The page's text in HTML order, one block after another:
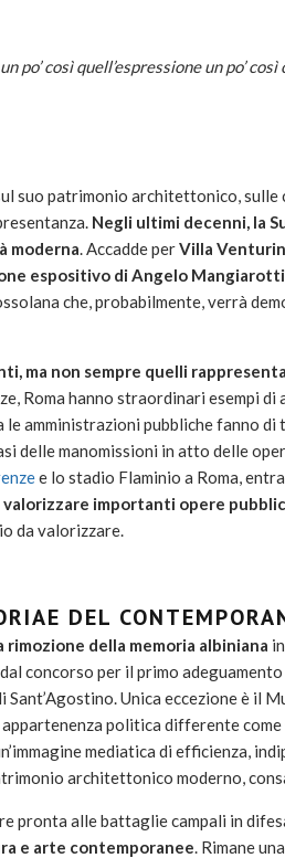
po’ così quell’espressione un po’
suo patrimonio architettonico,
Negli ultimi decenni, la
moderna. Accadde perVilla
espositivo di Angelo Mangiarotti
che, probabilmente, verrà
ma non sempre quelli
Roma hanno straordinari esempi
amministrazioni pubbliche fanno
delle manomissioni in atto delle
e lo stadio Flaminio a Roma,
importanti opere
da valorizzare.
DEL
rimozione della memoria albiniana
concorso per il primo
Unica eccezione è il
politica differente
mediatica di efficienza,
architettonico moderno,
pronta alle battaglie campali in
e arte contemporanee. Rimane